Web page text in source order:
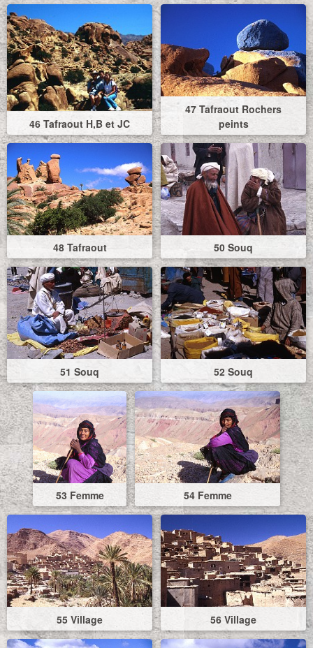
46 Tafraout H,B et JC
47 Tafraout Rochers
peints
48 Tafraout 50 Souq
51 Souq 52 Souq
53 Femme 54 Femme
55 Village 56 Village